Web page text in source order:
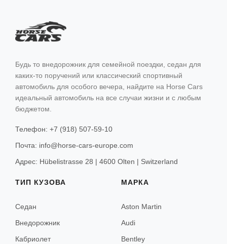
Сьерра-Невада
Менорка
Лиссабон
Порту
Будь то внедорожник для семейной поездки, седан для
каких-то поручений или классический спортивный
автомобиль для особого вечера, найдите на Horse Cars
идеальный автомобиль на все случаи жизни и с любым
бюджетом.
Телефон: +7 (918) 507-59-10
Почта: info@horse-cars-europe.com
Адрес: Hübelistrasse 28 | 4600 Olten | Switzerland
ТИП КУЗОВА
Седан
Внедорожник
Кабриолет
МАРКА
Aston Martin
Audi
Bentley